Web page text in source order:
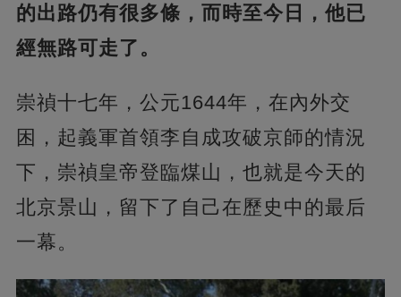
的出路仍有很多條，而時至今日，他已
經無路可走了。
崇禎十七年，公元1644年，在內外交
困，起義軍首領李自成攻破京師的情況
下，崇禎皇帝登臨煤山，也就是今天的
北京景山，留下了自己在歷史中的最后
一幕。